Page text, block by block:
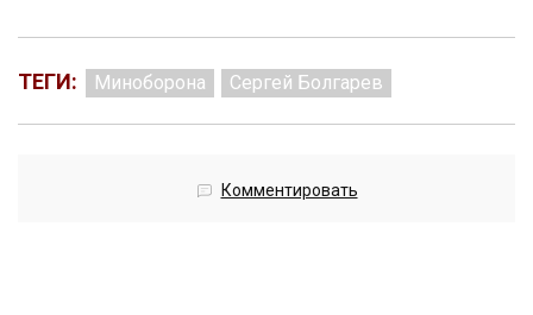
ТЕГИ: Миноборона Сергей Болгарев
Комментировать